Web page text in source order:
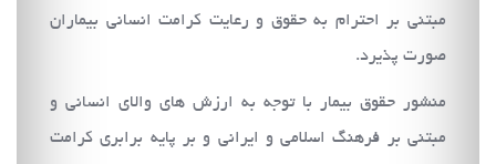
مبتني بر احترام به حقوق و رعايت كرامت انساني بيماران
صورت پذيرد.
منشور حقوق بيمار با توجه به ارزش هاي والاي انساني و
مبتني بر فرهنگ اسلامي و ايراني و بر پايه برابري كرامت